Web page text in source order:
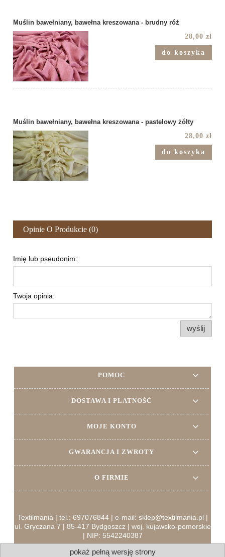
Muślin bawełniany, bawełna kreszowana - brudny róż
28,00 zł
do koszyka
Muślin bawełniany, bawełna kreszowana - pastelowy żółty
28,00 zł
do koszyka
Opinie O Produkcie (0)
Imię lub pseudonim:
Twoja opinia:
wyślij
POMOC
DOSTAWA I PŁATNOŚĆ
MOJE KONTO
GWARANCJA I ZWROTY
O FIRMIE
Textilmania | tel.: 697076844 | e-mail: sklep@textilmania.pl |
ul. Gryczana 7 | 85-417 Bydgoszcz | woj. kujawsko-pomorskie
| NIP: 5542240387
pokaż pełną wersję strony